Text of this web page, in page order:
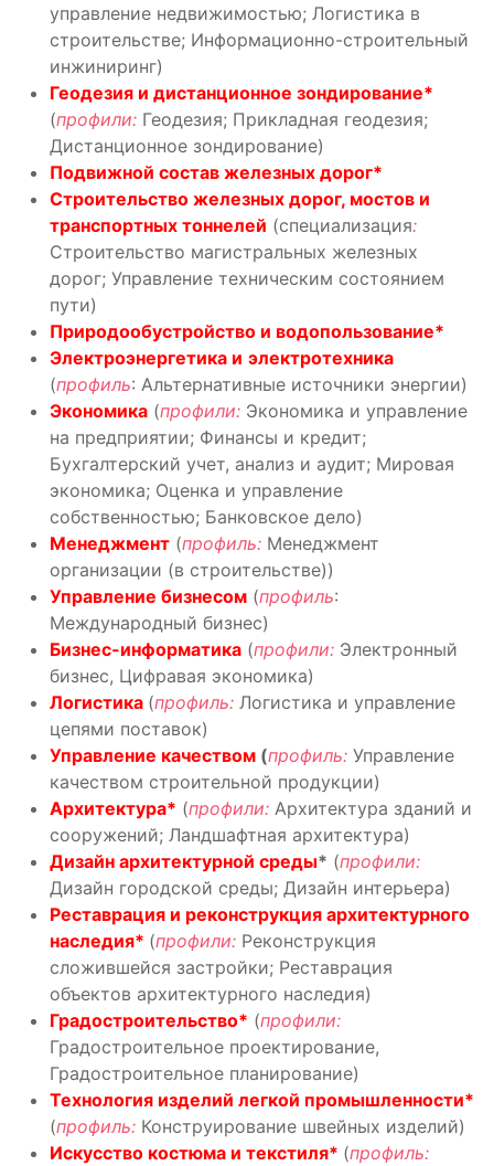
управление недвижимостью; Логистика в
строительстве; Информационно-строительный
инжиниринг)
Геодезия и дистанционное зондирование*
(профили: Геодезия; Прикладная геодезия;
Дистанционное зондирование)
Подвижной состав железных дорог*
Строительство железных дорог, мостов и
транспортных тоннелей (специализация:
Строительство магистральных железных
дорог; Управление техническим состоянием
пути)
Природообустройство и водопользование*
Электроэнергетика и электротехника
(профиль: Альтернативные источники энергии)
Экономика (профили: Экономика и управление
на предприятии; Финансы и кредит;
Бухгалтерский учет, анализ и аудит; Мировая
экономика; Оценка и управление
собственностью; Банковское дело)
Менеджмент (профиль: Менеджмент
организации (в строительстве))
Управление бизнесом (профиль:
Международный бизнес)
Бизнес-информатика (профили: Электронный
бизнес, Цифравая экономика)
Логистика (профиль: Логистика и управление
цепями поставок)
Управление качеством (профиль: Управление
качеством строительной продукции)
Архитектура* (профили: Архитектура зданий и
сооружений; Ландшафтная архитектура)
Дизайн архитектурной среды* (профили:
Дизайн городской среды; Дизайн интерьера)
Реставрация и реконструкция архитектурного
наследия* (профили: Реконструкция
сложившейся застройки; Реставрация
объектов архитектурного наследия)
Градостроительство* (профили:
Градостроительное проектирование,
Градостроительное планирование)
Технология изделий легкой промышленности*
(профиль: Конструирование швейных изделий)
Искусство костюма и текстиля* (профиль: